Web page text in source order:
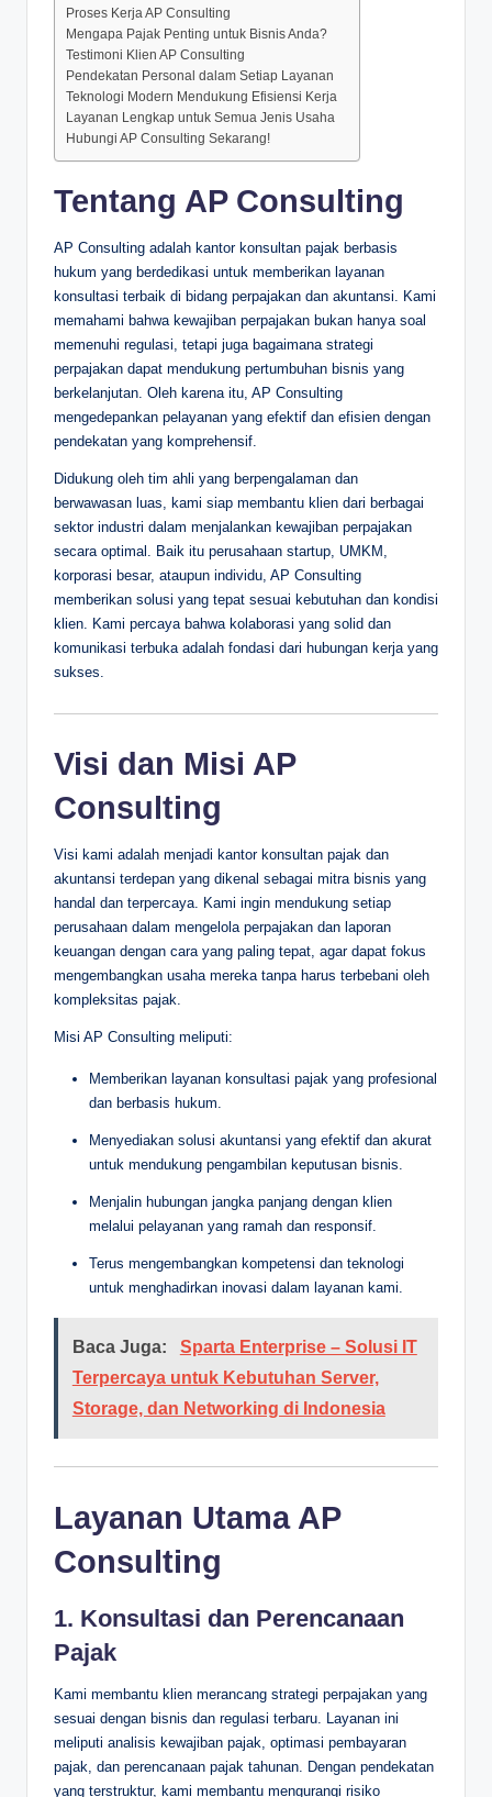
Proses Kerja AP Consulting
Mengapa Pajak Penting untuk Bisnis Anda?
Testimoni Klien AP Consulting
Pendekatan Personal dalam Setiap Layanan
Teknologi Modern Mendukung Efisiensi Kerja
Layanan Lengkap untuk Semua Jenis Usaha
Hubungi AP Consulting Sekarang!
Tentang AP Consulting
AP Consulting adalah kantor konsultan pajak berbasis
hukum yang berdedikasi untuk memberikan layanan
konsultasi terbaik di bidang perpajakan dan akuntansi. Kami
memahami bahwa kewajiban perpajakan bukan hanya soal
memenuhi regulasi, tetapi juga bagaimana strategi
perpajakan dapat mendukung pertumbuhan bisnis yang
berkelanjutan. Oleh karena itu, AP Consulting
mengedepankan pelayanan yang efektif dan efisien dengan
pendekatan yang komprehensif.
Didukung oleh tim ahli yang berpengalaman dan
berwawasan luas, kami siap membantu klien dari berbagai
sektor industri dalam menjalankan kewajiban perpajakan
secara optimal. Baik itu perusahaan startup, UMKM,
korporasi besar, ataupun individu, AP Consulting
memberikan solusi yang tepat sesuai kebutuhan dan kondisi
klien. Kami percaya bahwa kolaborasi yang solid dan
komunikasi terbuka adalah fondasi dari hubungan kerja yang
sukses.
Visi dan Misi AP
Consulting
Visi kami adalah menjadi kantor konsultan pajak dan
akuntansi terdepan yang dikenal sebagai mitra bisnis yang
handal dan terpercaya. Kami ingin mendukung setiap
perusahaan dalam mengelola perpajakan dan laporan
keuangan dengan cara yang paling tepat, agar dapat fokus
mengembangkan usaha mereka tanpa harus terbebani oleh
kompleksitas pajak.
Misi AP Consulting meliputi:
Memberikan layanan konsultasi pajak yang profesional
dan berbasis hukum.
Menyediakan solusi akuntansi yang efektif dan akurat
untuk mendukung pengambilan keputusan bisnis.
Menjalin hubungan jangka panjang dengan klien
melalui pelayanan yang ramah dan responsif.
Terus mengembangkan kompetensi dan teknologi
untuk menghadirkan inovasi dalam layanan kami.
Baca Juga:
Sparta Enterprise – Solusi IT
Terpercaya untuk Kebutuhan Server,
Storage, dan Networking di Indonesia
Layanan Utama AP
Consulting
1. Konsultasi dan Perencanaan
Pajak
Kami membantu klien merancang strategi perpajakan yang
sesuai dengan bisnis dan regulasi terbaru. Layanan ini
meliputi analisis kewajiban pajak, optimasi pembayaran
pajak, dan perencanaan pajak tahunan. Dengan pendekatan
yang terstruktur, kami membantu mengurangi risiko